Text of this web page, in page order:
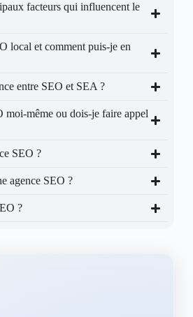
facteurs qui influencent le
local et comment puis-je en
entre SEO et SEA ?
moi-même ou dois-je faire appel
SEO ?
agence SEO ?
?